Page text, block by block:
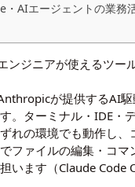
・AIエージェントの業務
ンジニアが使えるツ
が提供するAI
。ターミナル・IDE・
れの環境でも動作し、
ファイルの編集・コマ
います（Claude Code